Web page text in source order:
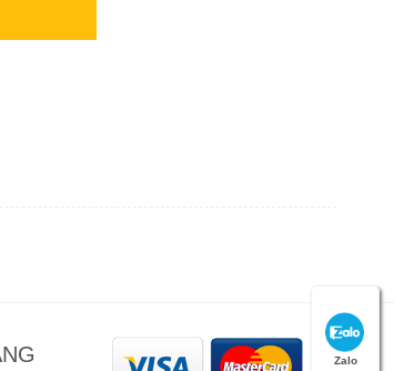
Zalo